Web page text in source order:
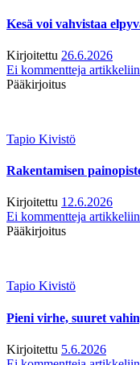
Kesä voi vahvistaa
Kirjoitettu 26.6.2026
Ei kommentteja
Pääkirjoitus
Tapio Kivistö
Rakentamisen
Kirjoitettu 12.6.2026
Ei kommentteja
Pääkirjoitus
Tapio Kivistö
Pieni virhe, suuret
Kirjoitettu 5.6.2026